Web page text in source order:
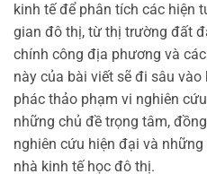
kinh tế để phân tích các hiện
gian đô thị, từ thị trường đất
chính công địa phương và
này của bài viết sẽ đi sâu
phác thảo phạm vi nghiên
những chủ đề trọng tâm,
nghiên cứu hiện đại và
nhà kinh tế học đô thị.